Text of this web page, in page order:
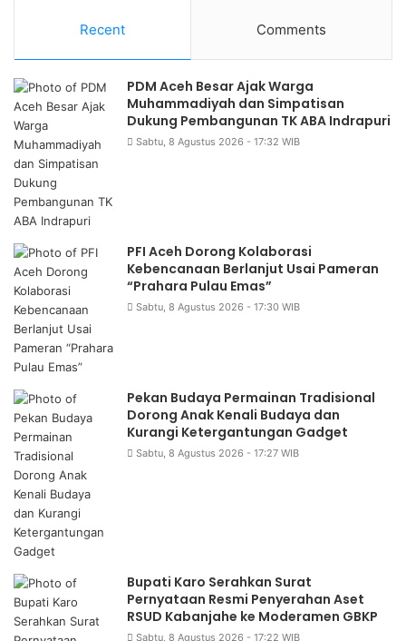
Recent Comments
PDM Aceh Besar Ajak Warga
Muhammadiyah dan Simpatisan
Dukung Pembangunan TK ABA Indrapuri
Sabtu, 8 Agustus 2026 - 17:32 WIB
PFI Aceh Dorong Kolaborasi
Kebencanaan Berlanjut Usai Pameran
“Prahara Pulau Emas”
Sabtu, 8 Agustus 2026 - 17:30 WIB
Pekan Budaya Permainan Tradisional
Dorong Anak Kenali Budaya dan
Kurangi Ketergantungan Gadget
Sabtu, 8 Agustus 2026 - 17:27 WIB
Bupati Karo Serahkan Surat
Pernyataan Resmi Penyerahan Aset
RSUD Kabanjahe ke Moderamen GBKP
Sabtu, 8 Agustus 2026 - 17:22 WIB